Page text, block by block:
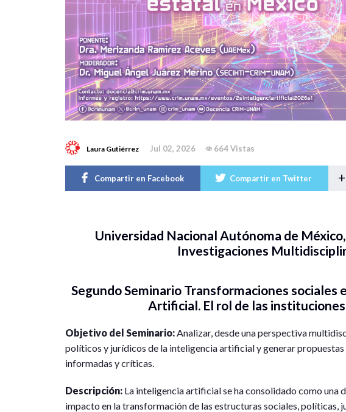
Laura Gutiérrez Jul 02, 2026 664 Vistas
Compartir en Facebook Compartir en Twitter +
Universidad Nacional Autónoma de
Investigaciones
Segundo Seminario Transformaciones sociales
Artificial. El rol de las instituciones
Objetivo del Seminario:Analizar, desde una perspectiva
políticos y jurídicos de la inteligencia artificial y generar
informadas y críticas.
Descripción: La inteligencia artificial se ha consolidado como una
impacto en la transformación de las estructuras sociales, políticas,